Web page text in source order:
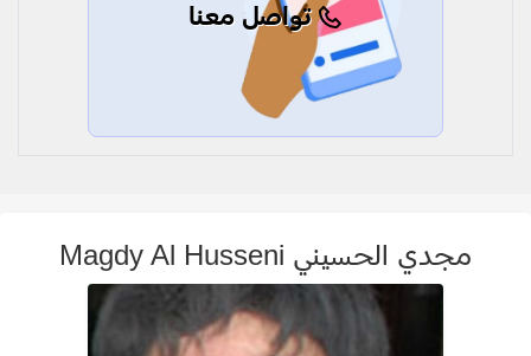
تواصل معنا
مجدي الحسيني Magdy Al Husseni